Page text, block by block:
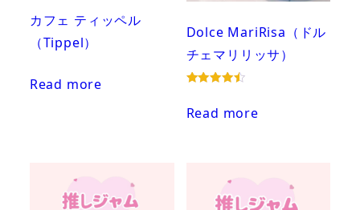
カフェ ティッペル
（Tippel）
Read more
Dolce MariRisa（ドル
チェマリリッサ）
out of 5
Read more